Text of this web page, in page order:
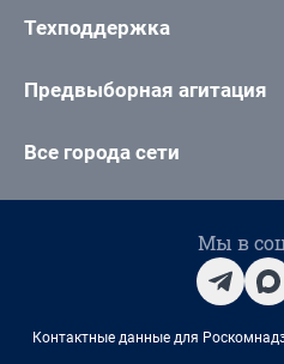
Техподдержка
Предвыборная агитация
Все города сети
Мы в
Контактные данные для